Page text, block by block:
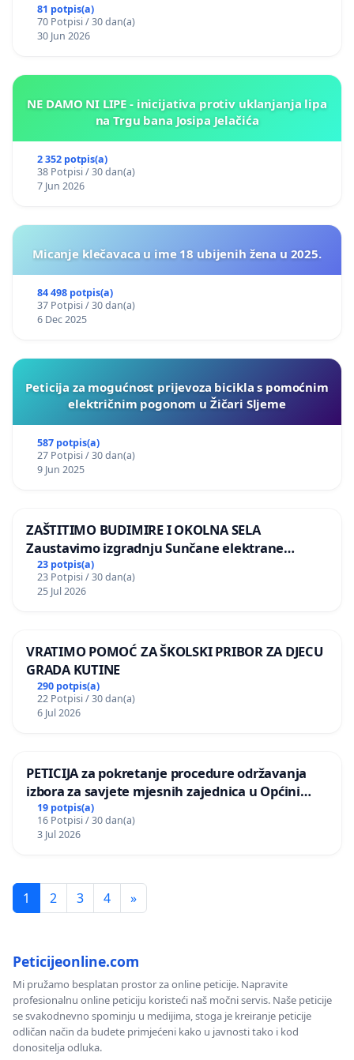
81 potpis(a)
70 Potpisi / 30 dan(a)
30 Jun 2026
NE DAMO NI LIPE - inicijativa protiv uklanjanja lipa
na Trgu bana Josipa Jelačića
2 352 potpis(a)
38 Potpisi / 30 dan(a)
7 Jun 2026
Micanje klečavaca u ime 18 ubijenih žena u 2025.
84 498 potpis(a)
37 Potpisi / 30 dan(a)
6 Dec 2025
Peticija za mogućnost prijevoza bicikla s pomoćnim
električnim pogonom u Žičari Sljeme
587 potpis(a)
27 Potpisi / 30 dan(a)
9 Jun 2025
ZAŠTITIMO BUDIMIRE I OKOLNA SELA
Zaustavimo izgradnju Sunčane elektrane
Vedrine na području Ugljana
23 potpis(a)
23 Potpisi / 30 dan(a)
25 Jul 2026
VRATIMO POMOĆ ZA ŠKOLSKI PRIBOR ZA DJECU
GRADA KUTINE
290 potpis(a)
22 Potpisi / 30 dan(a)
6 Jul 2026
PETICIJA za pokretanje procedure održavanja
izbora za savjete mjesnih zajednica u Općini
Bugojno
19 potpis(a)
16 Potpisi / 30 dan(a)
3 Jul 2026
1 2 3 4 »
Peticijeonline.com
Mi pružamo besplatan prostor za online peticije. Napravite
profesionalnu online peticiju koristeći naš močni servis. Naše peticije
se svakodnevno spominju u medijima, stoga je kreiranje peticije
odličan način da budete primjećeni kako u javnosti tako i kod
donositelja odluka.